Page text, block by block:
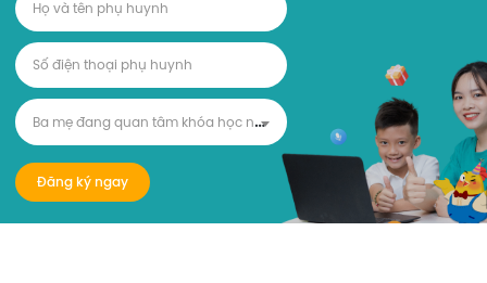
B
a mẹ đang quan tâm khóa học nào?
Đăng ký ngay